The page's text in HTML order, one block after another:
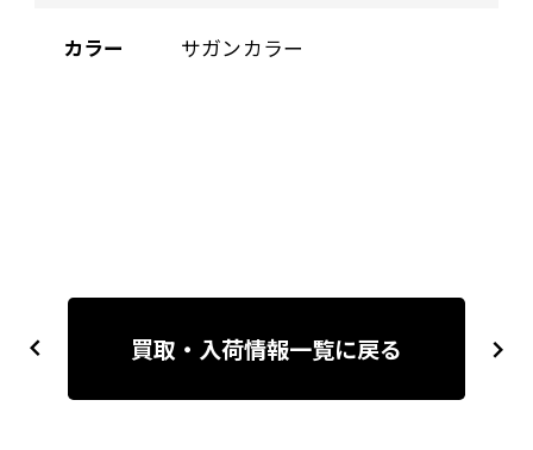
カラー サガンカラー
稿
previous next
買取・入荷情報一覧に戻る